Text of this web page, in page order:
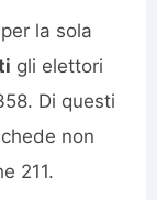
la sola
gli elettori
Di questi
non
211.